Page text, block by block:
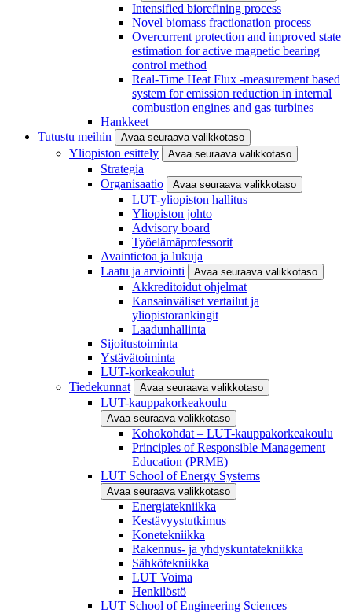
Intensified biorefining process
Novel biomass fractionation process
Overcurrent protection and improved state
estimation for active magnetic bearing
control method
Real-Time Heat Flux -measurement based
system for emission reduction in internal
combustion engines and gas turbines
Hankkeet
Tutustu meihin
Avaa seuraava valikkotaso
Yliopiston esittely Avaa seuraava valikkotaso
Strategia
Organisaatio
Avaa seuraava valikkotaso
LUT-yliopiston hallitus
Yliopiston johto
Advisory board
Työelämäprofessorit
Avaintietoa ja lukuja
Laatu ja arviointi
Avaa seuraava valikkotaso
Akkreditoidut ohjelmat
Kansainväliset vertailut ja
yliopistorankingit
Laadunhallinta
Sijoitustoiminta
Ystävätoiminta
LUT-korkeakoulut
Tiedekunnat
Avaa seuraava valikkotaso
LUT-kauppakorkeakoulu
Avaa seuraava valikkotaso
Kohokohdat – LUT-kauppakorkeakoulu
Principles of Responsible Management
Education (PRME)
LUT School of Energy Systems
Avaa seuraava valikkotaso
Energiatekniikka
Kestävyystutkimus
Konetekniikka
Rakennus- ja yhdyskuntatekniikka
Sähkötekniikka
LUT Voima
Henkilöstö
LUT School of Engineering Sciences